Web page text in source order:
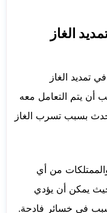
الغاز
تمديد الغاز
أن يتم التعامل معه
بسبب تسرب الغاز
من أي
يمكن أن يؤدي
في خسائر فادحة.